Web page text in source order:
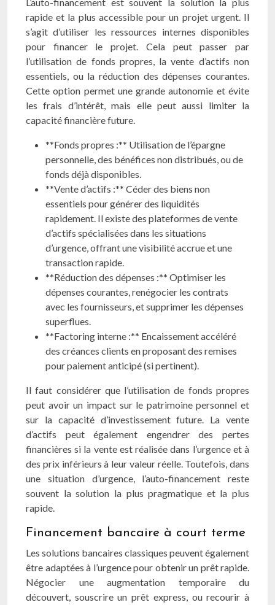
rapide et la plus accessible pour un projet urgent. Il
s’agit d’utiliser les ressources internes disponibles
pour financer le projet. Cela peut passer par
l’utilisation de fonds propres, la vente d’actifs non
essentiels, ou la réduction des dépenses courantes.
Cette option permet une grande autonomie et évite
les frais d’intérêt, mais elle peut aussi limiter la
capacité financière future.
**Fonds propres :** Utilisation de l’épargne
personnelle, des bénéfices non distribués, ou de
fonds déjà disponibles.
**Vente d’actifs :** Céder des biens non
essentiels pour générer des liquidités
rapidement. Il existe des plateformes de vente
d’actifs spécialisées dans les situations
d’urgence, offrant une visibilité accrue et une
transaction rapide.
**Réduction des dépenses :** Optimiser les
dépenses courantes, renégocier les contrats
avec les fournisseurs, et supprimer les dépenses
superflues.
**Factoring interne :** Encaissement accéléré
des créances clients en proposant des remises
pour paiement anticipé (si pertinent).
Il faut considérer que l’utilisation de fonds propres
peut avoir un impact sur le patrimoine personnel et
sur la capacité d’investissement future. La vente
d’actifs peut également engendrer des pertes
financières si la vente est réalisée dans l’urgence et à
des prix inférieurs à leur valeur réelle. Toutefois, dans
une situation d’urgence, l’auto-financement reste
souvent la solution la plus pragmatique et la plus
rapide.
Financement bancaire à court terme
Les solutions bancaires classiques peuvent également
être adaptées à l’urgence pour obtenir un prêt rapide.
Négocier une augmentation temporaire du
découvert, souscrire un prêt express, ou recourir à